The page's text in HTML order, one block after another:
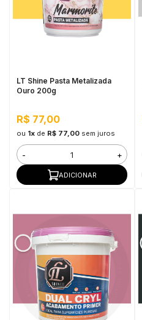
LT Shine Pasta Metalizada
Ouro 200g
R$ 77,00
ou 1xde R$ 77,00 sem juros
- +
ADICIONAR